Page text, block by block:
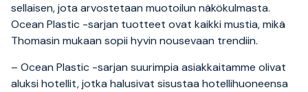
sellaisen, jota arvostetaan muotoilun näkökulmasta.
Ocean Plastic -sarjan tuotteet ovat kaikki mustia, mikä
Thomasin mukaan sopii hyvin nousevaan trendiin.
– Ocean Plastic -sarjan suurimpia asiakkaitamme olivat
aluksi hotellit, jotka halusivat sisustaa hotellihuoneensa